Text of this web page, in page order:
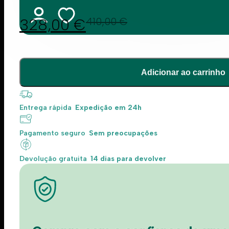
410,00€
328,00€
Adicionar ao carrinho
Entrega rápida Expedição em 24h
Pagamento seguro Sem preocupações
Devolução gratuita 14 dias para devolver